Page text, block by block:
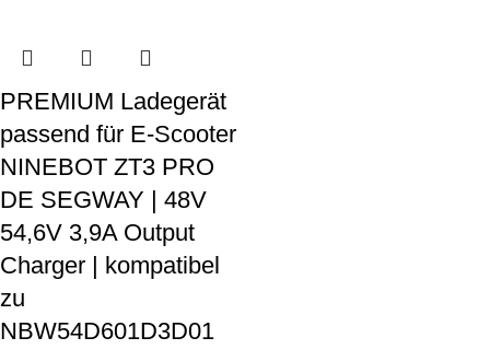
PREMIUM Ladegerät
passend für E-Scooter
NINEBOT ZT3 PRO
DE SEGWAY | 48V
54,6V 3,9A Output
Charger | kompatibel
zu
NBW54D601D3D01